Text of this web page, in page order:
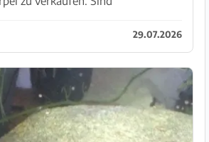
2 Enten pro ca. 2000m
ei...
29.07.2026